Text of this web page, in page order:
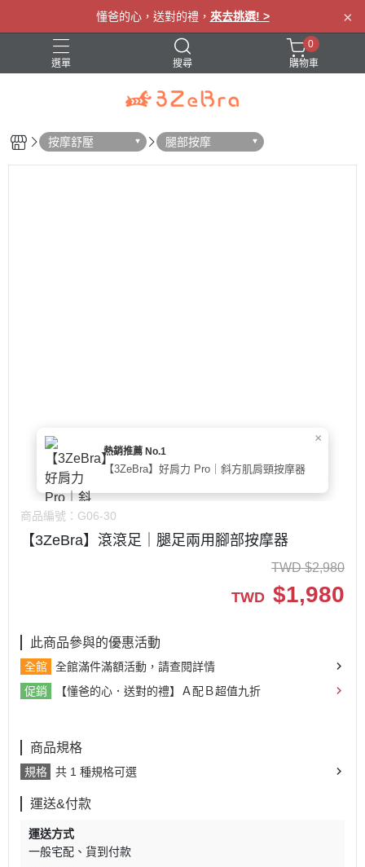
懂爸的心，送對的禮， 來去挑選! > ×
選單 搜尋
眼罩 肩頸按摩 腰部按摩 腿部按摩
0
購物車
按摩舒壓 腿部按摩
×
熱銷推薦 No.1
【3ZeBra】好肩力 Pro｜斜方肌肩頸按摩器
商品編號： G06-30
【3ZeBra】滾滾足｜腿足兩用腳部按摩器
TWD $2,980
TWD $1,980
此商品參與的優惠活動
全館
全館滿件滿額活動，請查閱詳情
促銷
【懂爸的心．送對的禮】Ａ配Ｂ超值九折
商品規格
規格 共 1 種規格可選
運送&付款
運送方式
一般宅配
貨到付款